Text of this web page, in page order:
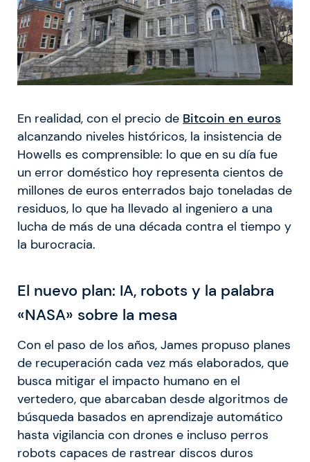
En realidad, con el precio de Bitcoin en euros
alcanzando niveles históricos, la insistencia de
Howells es comprensible: lo que en su día fue
un error doméstico hoy representa cientos de
millones de euros enterrados bajo toneladas de
residuos, lo que ha llevado al ingeniero a una
lucha de más de una década contra el tiempo y
la burocracia.
El nuevo plan: IA, robots y la palabra
«NASA» sobre la mesa
Con el paso de los años, James propuso planes
de recuperación cada vez más elaborados, que
busca mitigar el impacto humano en el
vertedero, que abarcaban desde algoritmos de
búsqueda basados ​​en aprendizaje automático
hasta vigilancia con drones e incluso perros
robots capaces de rastrear discos duros